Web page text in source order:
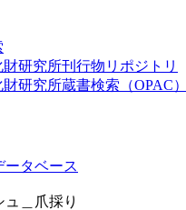
研究所刊行物リポジトリ
研究所蔵書検索（OPAC）
ータベース
ュ＿爪採り